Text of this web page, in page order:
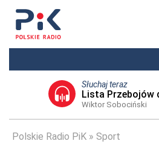
Słuchaj teraz
Lista Przebojów
Wiktor Sobociński
Polskie Radio PiK Sport